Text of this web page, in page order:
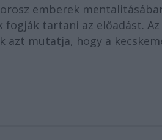
emberek
fogják tartani az előadást.
azt mutatja, hogy a